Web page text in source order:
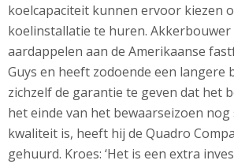
koelcapaciteit kunnen ervoor kiezen
koelinstallatie te huren.
aardappelen aan de Amerikaanse
Guys en heeft zodoende een langere
zichzelf de garantie te geven dat het
het einde van het bewaarseizoen nog
kwaliteit is, heeft hij de Quadro
gehuurd. Kroes: ‘Het is een extra